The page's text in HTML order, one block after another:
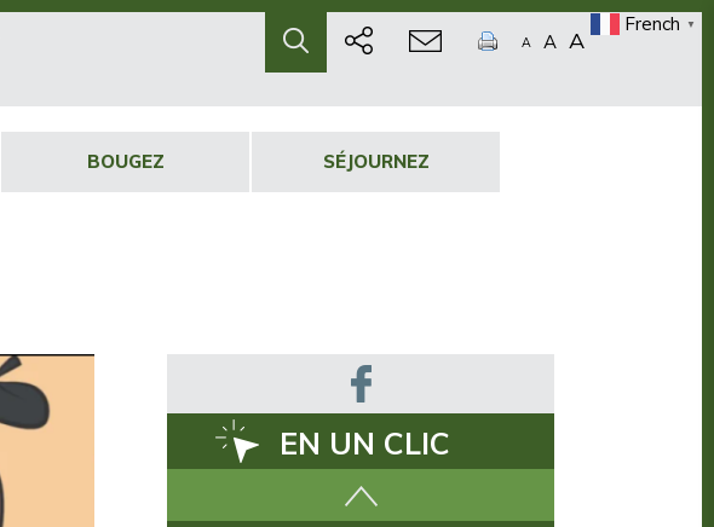
A A A
French ▼
BOUGEZ SÉJOURNEZ
EN UN CLIC